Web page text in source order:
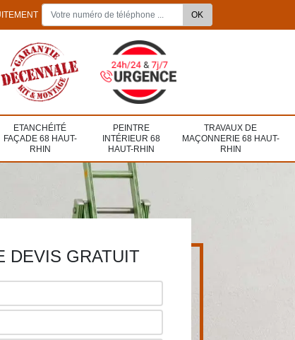
ETANCHÉITÉ
FAÇADE 68 HAUT-
RHIN
PEINTRE
INTÉRIEUR 68
HAUT-RHIN
TRAVAUX DE
MAÇONNERIE 68 HAUT-
RHIN
DEVIS GRATUIT